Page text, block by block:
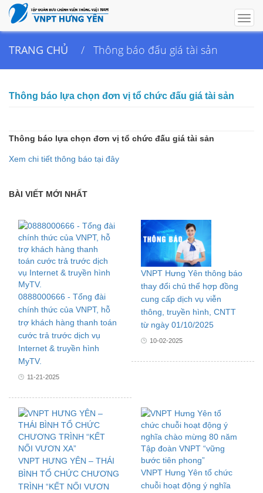
TRANG CHỦ Thông báo đấu giá tài sản
Thông báo lựa chọn đơn vị tổ chức đấu giá tài sản
Thông báo lựa chọn đơn vị tổ chức đấu giá tài sản
Xem chi tiết thông báo tại đây
BÀI VIẾT MỚI NHẤT
0888000666 - Tổng đài
chính thức của VNPT, hỗ
trợ khách hàng thanh toán
cước trả trước dịch vụ
Internet & truyền hình
MyTV.
11-21-2025
VNPT Hưng Yên thông báo
thay đổi chủ thể hợp đồng
cung cấp dịch vụ viễn
thông, truyền hình, CNTT
từ ngày 01/10/2025
10-02-2025
VNPT HƯNG YÊN – THÁI
BÌNH TỔ CHỨC CHƯƠNG
TRÌNH “KẾT NỐI VƯƠN
VNPT Hưng Yên tổ chức
chuỗi hoạt động ý nghĩa